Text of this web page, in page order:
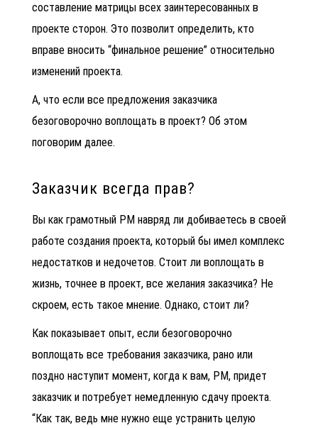
составление матрицы всех заинтересованных в
проекте сторон. Это позволит определить, кто
вправе вносить “финальное решение” относительно
изменений проекта.
А, что если все предложения заказчика
безоговорочно воплощать в проект? Об этом
поговорим далее.
Заказчик всегда прав?
Вы как грамотный РМ навряд ли добиваетесь в своей
работе создания проекта, который бы имел комплекс
недостатков и недочетов. Стоит ли воплощать в
жизнь, точнее в проект, все желания заказчика? Не
скроем, есть такое мнение. Однако, стоит ли?
Как показывает опыт, если безоговорочно
воплощать все требования заказчика, рано или
поздно наступит момент, когда к вам, РМ, придет
заказчик и потребует немедленную сдачу проекта.
“Как так, ведь мне нужно еще устранить целую